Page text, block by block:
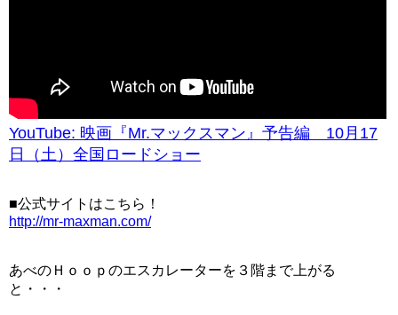
YouTube: 映画『Mr.マックスマン』予告編 10月17
日（土）全国ロードショー
■公式サイトはこちら！
http://mr-maxman.com/
あべのＨｏｏｐのエスカレーターを３階まで上がる
と・・・